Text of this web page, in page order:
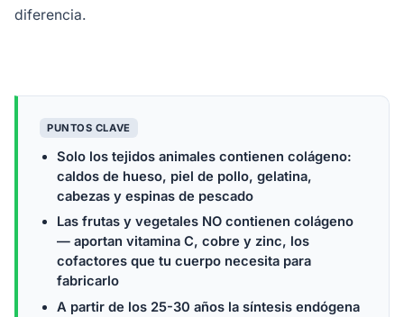
diferencia.
PUNTOS CLAVE
Solo los tejidos animales contienen colágeno:
caldos de hueso, piel de pollo, gelatina,
cabezas y espinas de pescado
Las frutas y vegetales NO contienen colágeno
— aportan vitamina C, cobre y zinc, los
cofactores que tu cuerpo necesita para
fabricarlo
A partir de los 25-30 años la síntesis endógena